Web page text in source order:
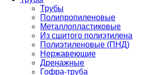
Трубы
Полипропиленовые
Металлопластиковые
Из сшитого полиэтилена
Полиэтиленовые (ПНД)
Нержавеющие
Дренажные
Гофра-труба